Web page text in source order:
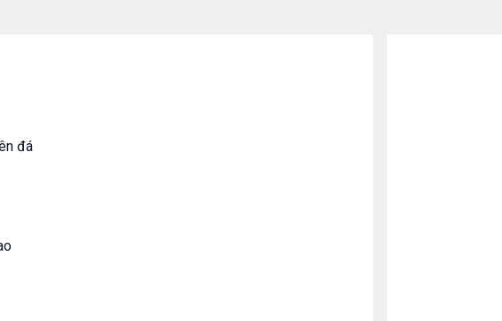
đá